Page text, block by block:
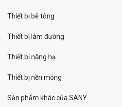
Thiết bị bê tông
Thiết bị làm đường
Thiết bị nâng hạ
Thiết bị nền móng
Sản phẩm khác của SANY